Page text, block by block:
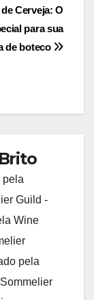
Cerveja: O
para sua
de boteco
pela
Guild -
Wine
pela